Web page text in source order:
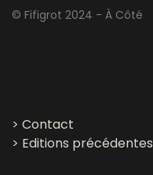
© Fifigrot 2024 - À Côté
> Contact
> Editions précédentes